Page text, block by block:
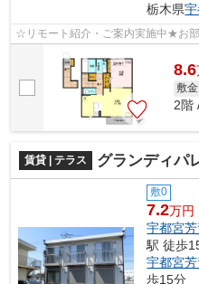
栃木県
☆リモート紹介・ご案内実施中★お部
8.6
敷金
2階
賃貸 | テラス グランディパ
敷0
7.2万円
宇都宮
駅 徒歩
宇都宮
歩15分